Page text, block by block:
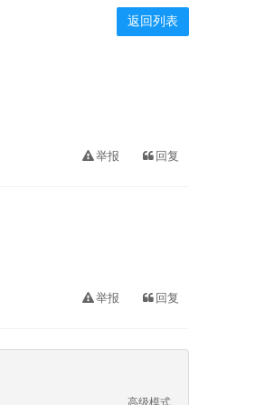
返回列表
举报 回复
举报 回复
高级模式